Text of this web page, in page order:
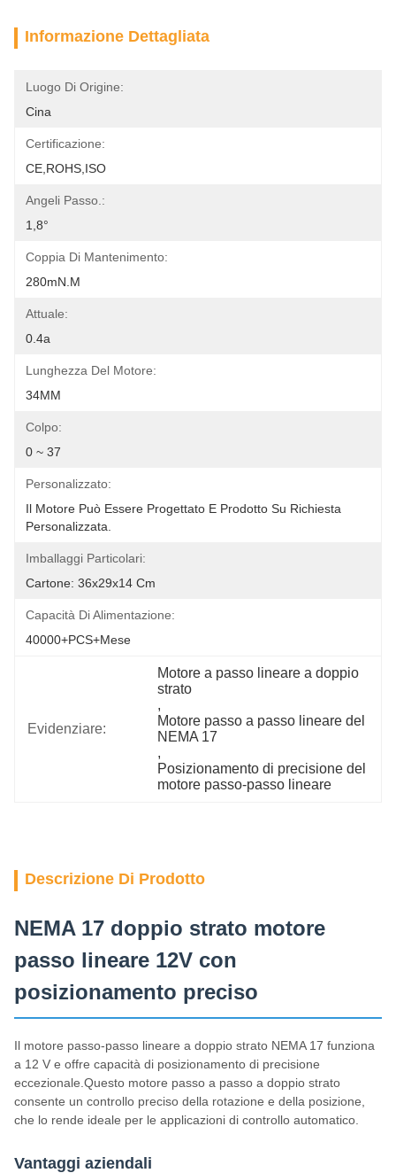
Informazione Dettagliata
Luogo Di Origine:
Cina
Certificazione:
CE,ROHS,ISO
Angeli Passo.:
1,8°
Coppia Di Mantenimento:
280mN.m
Attuale:
0.4a
Lunghezza Del Motore:
34MM
Colpo:
0 ~ 37
Personalizzato:
Il Motore Può Essere Progettato E Prodotto Su Richiesta
Personalizzata.
Imballaggi Particolari:
Cartone: 36x29x14 Cm
Capacità Di Alimentazione:
40000+PCS+Mese
Evidenziare:
Motore a passo lineare a doppio
strato
,
Motore passo a passo lineare del
NEMA 17
,
Posizionamento di precisione del
motore passo-passo lineare
Descrizione Di Prodotto
NEMA 17 doppio strato motore
passo lineare 12V con
posizionamento preciso
Il motore passo-passo lineare a doppio strato NEMA 17 funziona
a 12 V e offre capacità di posizionamento di precisione
eccezionale.Questo motore passo a passo a doppio strato
consente un controllo preciso della rotazione e della posizione,
che lo rende ideale per le applicazioni di controllo automatico.
Vantaggi aziendali